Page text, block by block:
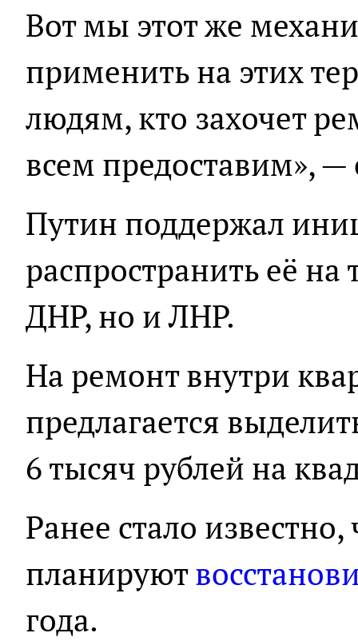
Вот мы этот же
применить на этих
людям, кто захочет
всем предоставим»,
Путин поддержал
распространить её
ДНР, но и ЛНР.
На ремонт внутри
предлагается
6 тысяч рублей на
Ранее стало
планируют
года.